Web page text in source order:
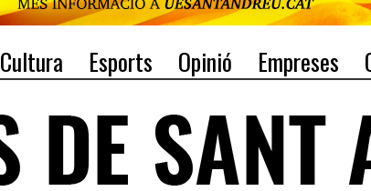
Cultura Esports Opinió Empreses